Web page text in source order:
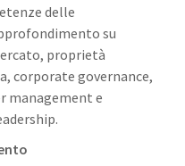
delle
su
proprietà
corporate governance,
management e